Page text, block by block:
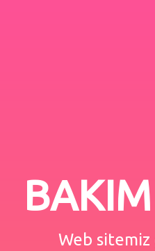
Web